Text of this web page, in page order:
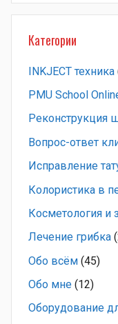
Категории
INKJECT техника
PMU School
Pеконструкция
Вопрос-ответ
Исправление
Колористика в
Косметология и
Лечение грибка
Обо всём (45)
Обо мне (12)
Оборудование